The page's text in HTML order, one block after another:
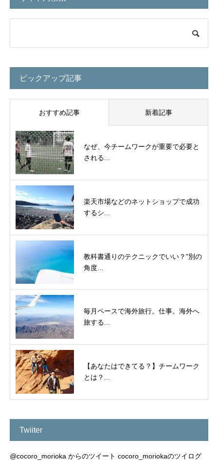
ピックアップ記事
おすすめ記事 新着記事
なぜ、今チームワークが重要で必要と
される...
楽天市場などのネットショップで成功
するシ...
教科書通りのテクニックでいい？”別の
角度...
毎月ペースで海外旅行。仕事。海外へ
旅する...
【あなたはできてる？】チームワーク
とは？...
Twiiter
@cocoro_morioka からのツイート cocoro_moriokaのツイログ